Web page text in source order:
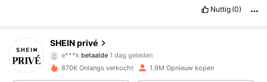
Nuttig (0)
SHEIN privé
4.85
1.1M Volgers
e***k betaalde 1 dag geleden
870K Onlangs verkocht 1.9M Opnieuw kopen